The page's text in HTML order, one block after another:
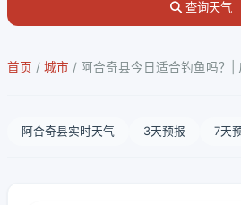
查询天气
首页 / 城市 / 阿合奇县今日适合钓鱼吗？|
阿合奇县实时天气 3天预报 7天